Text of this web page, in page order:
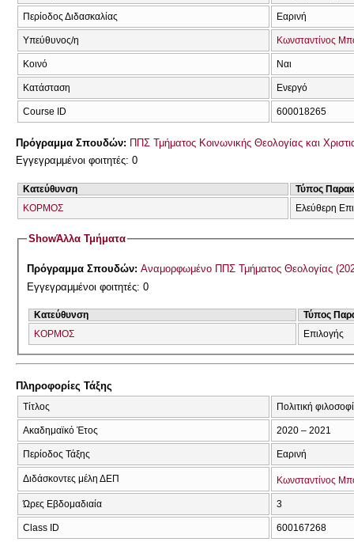
Περίοδος Διδασκαλίας Εαρινή
Υπεύθυνος/η Κωνσταντίνος
Κοινό Ναι
Κατάσταση Ενεργό
Course ID 600018265
Πρόγραμμα Σπουδών: ΠΠΣ Τμήματος Κοινωνικής Θεολογίας και
Εγγεγραμμένοι φοιτητές: 0
Κατεύθυνση
Τύπος
ΚΟΡΜΟΣ
Ελεύθερη
ShowΆλλα Τμήματα
Πρόγραμμα Σπουδών:
Αναμορφωμένο
Εγγεγραμμένοι φοιτητές: 0
Κατεύθυνση
Τύπος
ΚΟΡΜΟΣ
Επιλογής
Πληροφορίες Τάξης
Τίτλος Πολιτική
Ακαδημαϊκό Έτος 2020 – 2021
Περίοδος Τάξης Εαρινή
Διδάσκοντες μέλη ΔΕΠ Κωνσταντίνος
Ώρες Εβδομαδιαία 3
Class ID 600167268